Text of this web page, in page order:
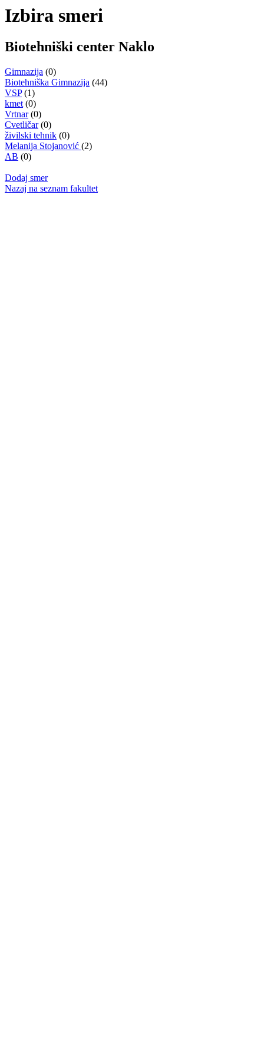
Izbira smeri
Biotehniški center Naklo
Gimnazija (0)
Biotehniška Gimnazija (44)
VSP(1)
kmet (0)
Vrtnar(0)
Cvetličar(0)
živilski tehnik (0)
Melanija Stojanović (2)
AB (0)
Dodaj smer
Nazaj na seznam fakultet